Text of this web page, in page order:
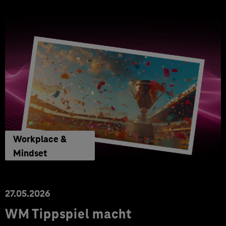
Workplace &
Mindset
27.05.2026
WM Tippspiel macht